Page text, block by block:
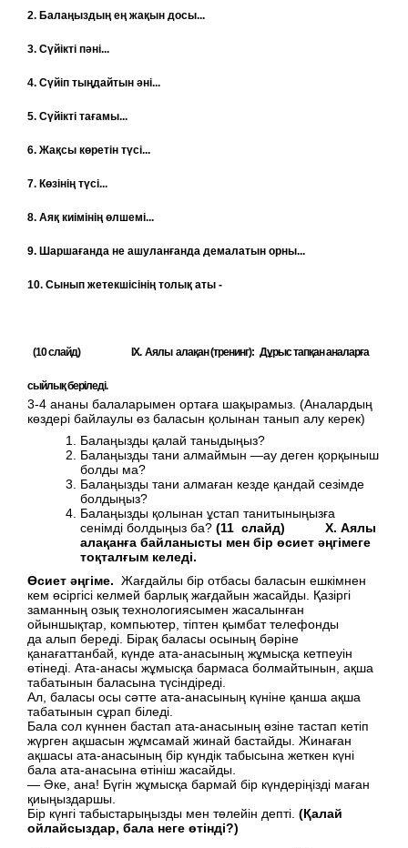
2. Балаңыздың ең жақын досы...
3. Сүйікті пәні...
4. Сүйіп тыңдайтын әні...
5. Сүйікті тағамы...
6. Жақсы көретін түсі...
7. Көзінің түсі...
8. Аяқ киімінің өлшемі...
9. Шаршағанда не ашуланғанда демалатын орны...
10. Сынып жетекшісінің толық аты -
(10 слайд) IX. Аялы алақан (тренинг): Дұрыс тапқан аналарға
сыйлық беріледі.
3-4 ананы балаларымен ортаға шақырамыз. (Аналардың
көздері байлаулы өз баласын қолынан танып алу керек)
Балаңызды қалай таныдыңыз?
Балаңызды тани алмаймын —ау деген қорқыныш
болды ма?
Балаңызды тани алмаған кезде қандай сезімде
болдыңыз?
Балаңызды қолынан ұстап танитыныңызға
сенімді болдыңыз ба? (11 слайд) X. Аялы
алақанға байланысты мен бір өсиет әңгімеге
тоқталғым келеді.
Өсиет әңгіме. Жағдайлы бір отбасы баласын ешкімнен
кем өсіргісі келмей барлық жағдайын жасайды. Қазіргі
заманның озық технологиясымен жасалынған
ойыншықтар, компьютер, тіптен қымбат телефонды
да алып береді. Бірақ баласы осының бәріне
қанағаттанбай, күнде ата-анасының жұмысқа кетпеуін
өтінеді. Ата-анасы жұмысқа бармаса болмайтынын, ақша
табатынын баласына түсіндіреді.
Ал, баласы осы сәтте ата-анасының күніне қанша ақша
табатынын сұрап біледі.
Бала сол күннен бастап ата-анасының өзіне тастап кетіп
жүрген ақшасын жұмсамай жинай бастайды. Жинаған
ақшасы ата-анасының бір күндік табысына жеткен күні
бала ата-анасына өтініш жасайды.
— Әке, ана! Бүгін жұмысқа бармай бір күндеріңізді маған
қиыңыздаршы.
Бір күнгі табыстарыңызды мен төлейін депті. (Қалай
ойлайсыздар, бала неге өтінді?)